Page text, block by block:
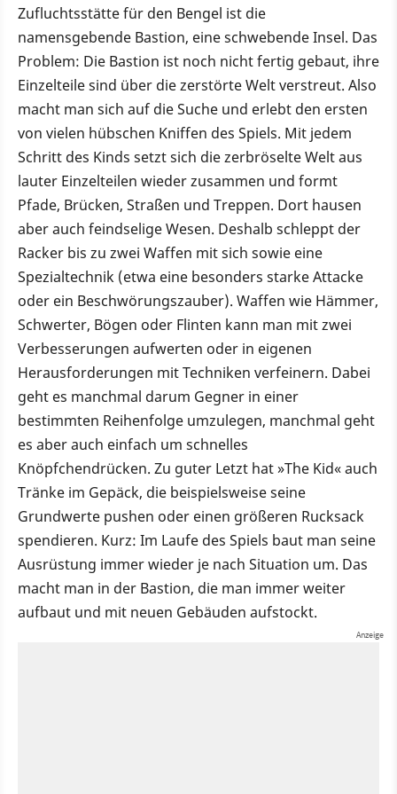
Zufluchtsstätte für den Bengel ist die
namensgebende Bastion, eine schwebende Insel. Das
Problem: Die Bastion ist noch nicht fertig gebaut, ihre
Einzelteile sind über die zerstörte Welt verstreut. Also
macht man sich auf die Suche und erlebt den ersten
von vielen hübschen Kniffen des Spiels. Mit jedem
Schritt des Kinds setzt sich die zerbröselte Welt aus
lauter Einzelteilen wieder zusammen und formt
Pfade, Brücken, Straßen und Treppen. Dort hausen
aber auch feindselige Wesen. Deshalb schleppt der
Racker bis zu zwei Waffen mit sich sowie eine
Spezialtechnik (etwa eine besonders starke Attacke
oder ein Beschwörungszauber). Waffen wie Hämmer,
Schwerter, Bögen oder Flinten kann man mit zwei
Verbesserungen aufwerten oder in eigenen
Herausforderungen mit Techniken verfeinern. Dabei
geht es manchmal darum Gegner in einer
bestimmten Reihenfolge umzulegen, manchmal geht
es aber auch einfach um schnelles
Knöpfchendrücken. Zu guter Letzt hat »The Kid« auch
Tränke im Gepäck, die beispielsweise seine
Grundwerte pushen oder einen größeren Rucksack
spendieren. Kurz: Im Laufe des Spiels baut man seine
Ausrüstung immer wieder je nach Situation um. Das
macht man in der Bastion, die man immer weiter
aufbaut und mit neuen Gebäuden aufstockt.